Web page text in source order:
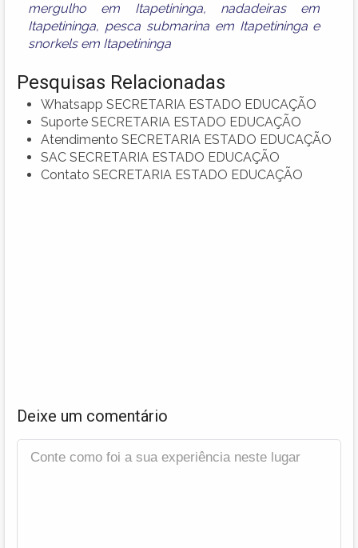
mergulho em Itapetininga, nadadeiras em
Itapetininga, pesca submarina em Itapetiningae
snorkels em Itapetininga
Pesquisas Relacionadas
Whatsapp SECRETARIA ESTADO EDUCAÇÃO
Suporte SECRETARIA ESTADO EDUCAÇÃO
Atendimento SECRETARIA ESTADO EDUCAÇÃO
SAC SECRETARIA ESTADO EDUCAÇÃO
Contato SECRETARIA ESTADO EDUCAÇÃO
Deixe um comentário